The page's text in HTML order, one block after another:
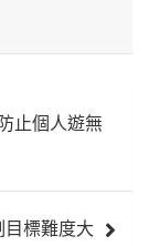
止個人遊無
標難度大